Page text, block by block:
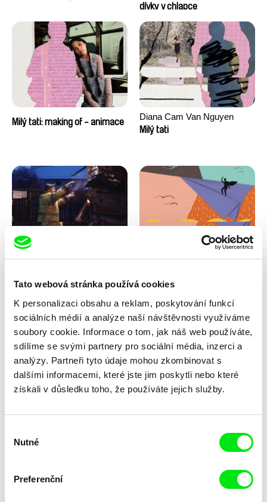
Tato webová stránka používá cookies
K personalizaci obsahu a reklam, poskytování funkcí
sociálních médií a analýze naší návštěvnosti využíváme
soubory cookie. Informace o tom, jak náš web používáte,
sdílíme se svými partnery pro sociální média, inzerci a
analýzy. Partneři tyto údaje mohou zkombinovat s
dalšími informacemi, které jste jim poskytli nebo které
získali v důsledku toho, že používáte jejich služby.
souhlasu
Nutné
Preferenční
dívky v chlapce
Milý tati: making of - animace
Diana Cam Van Nguyen
Milý tati
Kryštof Zvolánek
Laila Pakalniņa